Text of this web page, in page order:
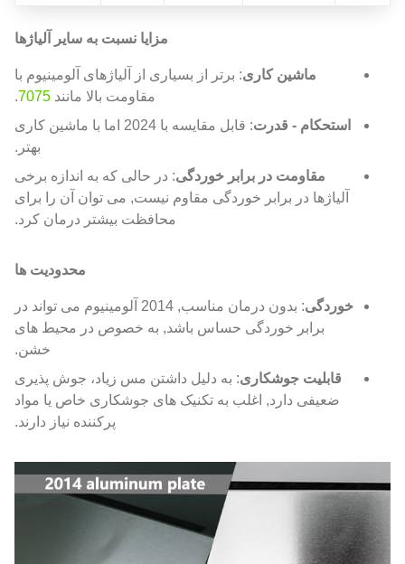
مزایا نسبت به سایر آلیاژها
ماشین کاری: برتر از بسیاری از آلیاژهای آلومینیوم با
مقاومت بالا مانند 7075
.
استحکام - قدرت
: قابل مقایسه با 2024 اما با ماشین کاری
بهتر.
مقاومت در برابر خوردگی: در حالی که به اندازه برخی
آلیاژها در برابر خوردگی مقاوم نیست, می توان آن را برای
محافظت بیشتر درمان کرد.
محدودیت ها
خوردگی
: بدون درمان مناسب, 2014 آلومینیوم می تواند در
برابر خوردگی حساس باشد, به خصوص در محیط های
خشن.
قابلیت جوشکاری: به دلیل داشتن مس زیاد، جوش پذیری
ضعیفی دارد, اغلب به تکنیک های جوشکاری خاص یا مواد
پرکننده نیاز دارند.